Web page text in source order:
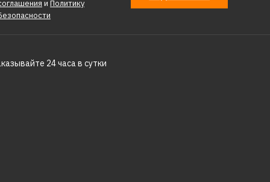
и Политику
24 часа в сутки